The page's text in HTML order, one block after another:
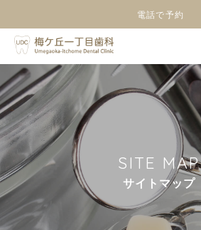
電話で予約
S ITE MAP
サイ ト マップ